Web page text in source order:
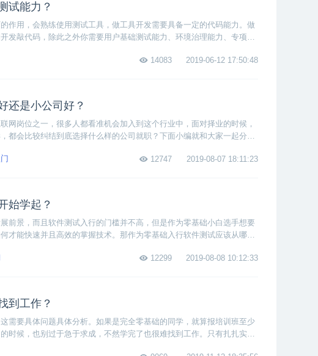
试能力？
作用，会熟练使用测试工具，做工具开发需要具备一定的代码能力。做
发敲代码，除此之外你需要用户基础测试能力、环境治理能力、专项测
14083
2019-06-12 17:50:48
还是小公司好？
网岗位之一，很多人都看准机会加入到这个行业中，面对择业的时候，
都会比较纠结到底选择什么样的公司就职？下面小编就和大家一起分析
12747
2019-08-07 18:11:23
始学起？
前景，而且软件测试入行的门槛并不高，但是作为零基础小白选手想要
才能快速并且高效的掌握技术。那作为零基础入行软件测试应该从哪里
12299
2019-08-08 10:12:33
到工作？
需要具体问题具体分析。如果是完全零基础的同学，就算报培训班至少
时候，也别过于急于求成，不然学完了也很难找到工作。只有扎扎实实